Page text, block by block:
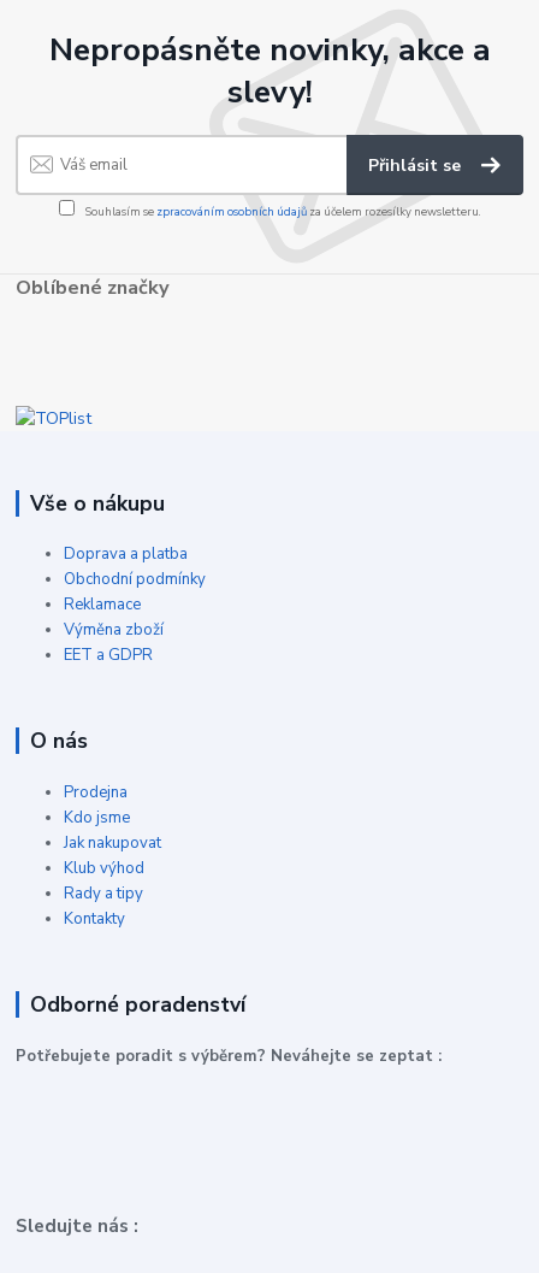
Nepropásněte novinky, akce a
slevy!
Přihlásit se
Souhlasím se zpracováním osobních údajůza účelem rozesílky newsletteru.
Oblíbené značky
Vše o nákupu
Doprava a platba
Obchodní podmínky
Reklamace
Výměna zboží
EET a GDPR
O nás
Prodejna
Kdo jsme
Jak nakupovat
Klub výhod
Rady a tipy
Kontakty
Odborné poradenství
Potřebujete poradit s výběrem? Neváhejte se zeptat :
Sledujte nás :